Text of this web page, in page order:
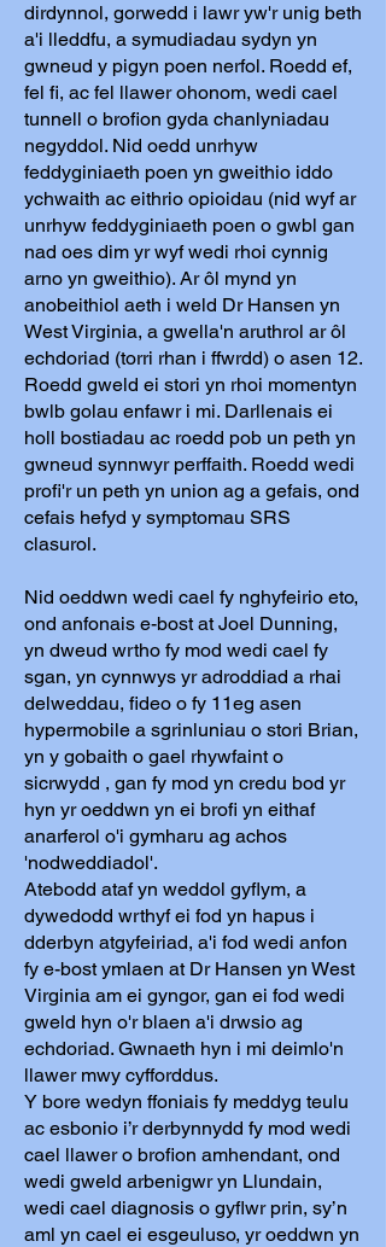
dirdynnol, gorwedd i lawr yw'r unig beth
a'i lleddfu, a symudiadau sydyn yn
gwneud y pigyn poen nerfol. Roedd ef,
fel fi, ac fel llawer ohonom, wedi cael
tunnell o brofion gyda chanlyniadau
negyddol. Nid oedd unrhyw
feddyginiaeth poen yn gweithio iddo
ychwaith ac eithrio opioidau (nid wyf ar
unrhyw feddyginiaeth poen o gwbl gan
nad oes dim yr wyf wedi rhoi cynnig
arno yn gweithio). Ar ôl mynd yn
anobeithiol aeth i weld Dr Hansen yn
West Virginia, a gwella'n aruthrol ar ôl
echdoriad (torri rhan i ffwrdd) o asen 12.
Roedd gweld ei stori yn rhoi momentyn
bwlb golau enfawr i mi. Darllenais ei
holl bostiadau ac roedd pob un peth yn
gwneud synnwyr perffaith. Roedd wedi
profi'r un peth yn union ag a gefais, ond
cefais hefyd y symptomau SRS
clasurol.
Nid oeddwn wedi cael fy nghyfeirio eto,
ond anfonais e-bost at Joel Dunning,
yn dweud wrtho fy mod wedi cael fy
sgan, yn cynnwys yr adroddiad a rhai
delweddau, fideo o fy 11eg asen
hypermobile a sgrinluniau o stori Brian,
yn y gobaith o gael rhywfaint o
sicrwydd , gan fy mod yn credu bod yr
hyn yr oeddwn yn ei brofi yn eithaf
anarferol o'i gymharu ag achos
'nodweddiadol'.
Atebodd ataf yn weddol gyflym, a
dywedodd wrthyf ei fod yn hapus i
dderbyn atgyfeiriad, a'i fod wedi anfon
fy e-bost ymlaen at Dr Hansen yn West
Virginia am ei gyngor, gan ei fod wedi
gweld hyn o'r blaen a'i drwsio ag
echdoriad. Gwnaeth hyn i mi deimlo'n
llawer mwy cyfforddus.
Y bore wedyn ffoniais fy meddyg teulu
ac esbonio i’r derbynnydd fy mod wedi
cael llawer o brofion amhendant, ond
wedi gweld arbenigwr yn Llundain,
wedi cael diagnosis o gyflwr prin, sy’n
aml yn cael ei esgeuluso, yr oeddwn yn